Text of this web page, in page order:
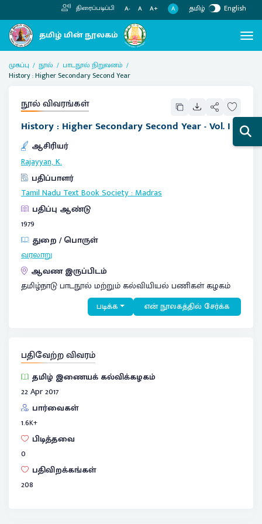
திரைப்படிப்பி A- A A+ A தமிழ் English
முகப்பு நூல்
பாடநூல் நிறுவனம்
History : Higher Secondary Second Year
நூல் விவரங்கள்
History : Higher Secondary Second Year - Vol. I
ஆசிரியர்
Rajayyan, K.
பதிப்பாளர்
Tamil Nadu Text Book Society:Madras
பதிப்பு ஆண்டு
1979
துறை / பொருள்
வரலாறு
ஆவண இருப்பிடம்
தமிழ்நாடு பாடநூல் மற்றும் கல்வியியல் பணிகள் கழகம்
படிக்க என் நூலகத்தில் சேர்க்க
பதிவேற்ற விவரம்
தமிழ் இணையக் கல்விக்கழகம்
22 Apr 2017
பார்வைகள்
1.6K+
பிடித்தவை
0
பதிவிறக்கங்கள்
208